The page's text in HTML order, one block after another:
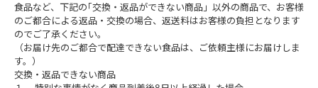
食品など、下記の｢交換・返品ができない商品」以外の商品で、お客様
のご都合による返品・交換の場合、返送料はお客様の負担となります
のでご了承ください。
（お届け先のご都合で配達できない食品は、ご依頼主様にお届けしま
す。）
交換・返品できない商品